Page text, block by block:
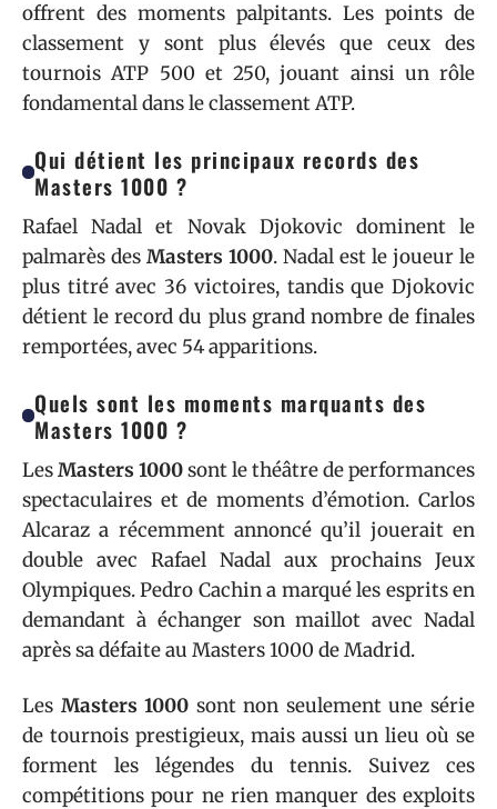
offrent des moments palpitants. Les points de
classement y sont plus élevés que ceux des
tournois ATP 500 et 250, jouant ainsi un rôle
fondamental dans le classement ATP.
Qui détient les principaux records des
Masters 1000 ?
Rafael Nadal et Novak Djokovic dominent le
palmarès des Masters 1000. Nadal est le joueur le
plus titré avec 36 victoires, tandis que Djokovic
détient le record du plus grand nombre de finales
remportées, avec 54 apparitions.
Quels sont les moments marquants des
Masters 1000 ?
LesMasters 1000sont le théâtre de performances
spectaculaires et de moments d’émotion. Carlos
Alcaraz a récemment annoncé qu’il jouerait en
double avec Rafael Nadal aux prochains Jeux
Olympiques. Pedro Cachin a marqué les esprits en
demandant à échanger son maillot avec Nadal
après sa défaite au Masters 1000 de Madrid.
Les Masters 1000 sont non seulement une série
de tournois prestigieux, mais aussi un lieu où se
forment les légendes du tennis. Suivez ces
compétitions pour ne rien manquer des exploits